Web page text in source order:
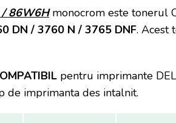
86W6Hmonocrom este tonerul
DN / 3760 N / 3765 DNF. Acest
pentru imprimante
de imprimanta des intalnit.